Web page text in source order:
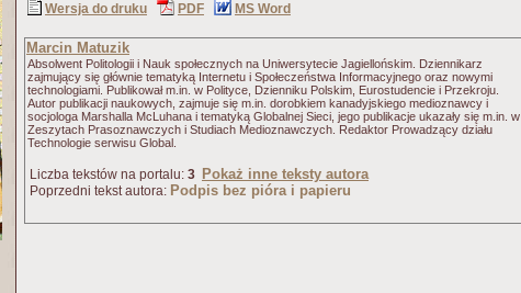
Wersja do druku
PDF MS Word
Marcin Matuzik
Absolwent Politologii i Nauk społecznych na Uniwersytecie Jagiellońskim. Dziennikarz
zajmujący się głównie tematyką Internetu i Społeczeństwa Informacyjnego oraz nowymi
technologiami. Publikował m.in. w Polityce, Dzienniku Polskim, Eurostudencie i Przekroju.
Autor publikacji naukowych, zajmuje się m.in. dorobkiem kanadyjskiego medioznawcy i
socjologa Marshalla McLuhana i tematyką Globalnej Sieci, jego publikacje ukazały się m.in. w
Zeszytach Prasoznawczych i Studiach Medioznawczych. Redaktor Prowadzący działu
Technologie serwisu Global.
Liczba tekstów na portalu: 3 Pokaż inne teksty autora
Poprzedni tekst autora: Podpis bez pióra i papieru